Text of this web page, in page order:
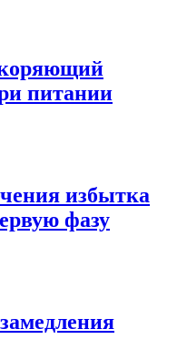
питании
избытка
фазу